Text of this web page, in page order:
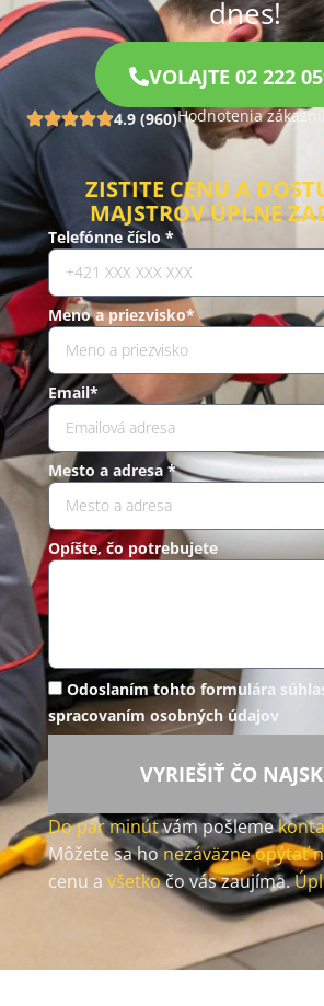
dnes!
VOLAJTE 02 222
4.9 (960)Hodnotenia
ZISTITE CENU A
MAJSTROV ÚPLNE
Telefónne číslo *
Meno a priezvisko*
Email*
Mesto a adresa *
Opíšte, čo potrebujete
Odoslaním tohto formulára
spracovaním osobných údajov
VYRIEŠIŤ ČO
Do pár minútvám pošleme
Môžete sa honezáväzne opýtať
cenu a všetkočo vás zaujíma.